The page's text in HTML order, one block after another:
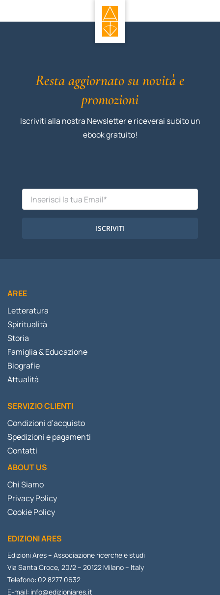
Resta aggiornato su novità e
promozioni
Iscriviti alla nostra Newsletter e riceverai subito un
ebook gratuito!
ISCRIVITI
AREE
Letteratura
Spiritualità
Storia
Famiglia & Educazione
Biografie
Attualità
SERVIZIO CLIENTI
Condizioni d’acquisto
Spedizioni e pagamenti
Contatti
ABOUT US
Chi Siamo
Privacy Policy
Cookie Policy
EDIZIONI ARES
Edizioni Ares – Associazione ricerche e studi
Via Santa Croce, 20/2 – 20122 Milano – Italy
Telefono: 02 8277 0632
E-mail: info@edizioniares.it